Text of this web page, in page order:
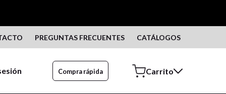
PREGUNTAS FRECUENTES CATÁLOGOS
Compra rápida